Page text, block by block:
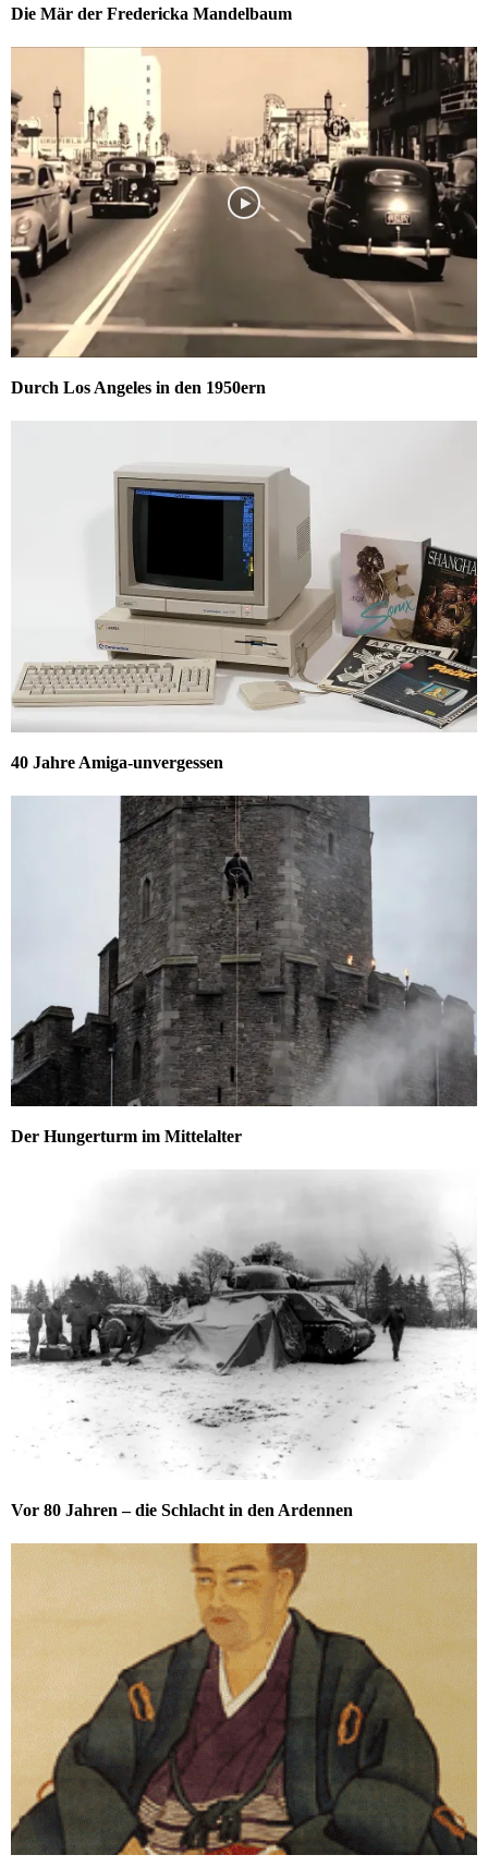
Die Mär der Fredericka Mandelbaum
Durch Los Angeles in den 1950ern
40 Jahre Amiga-unvergessen
Der Hungerturm im Mittelalter
Vor 80 Jahren – die Schlacht in den Ardennen